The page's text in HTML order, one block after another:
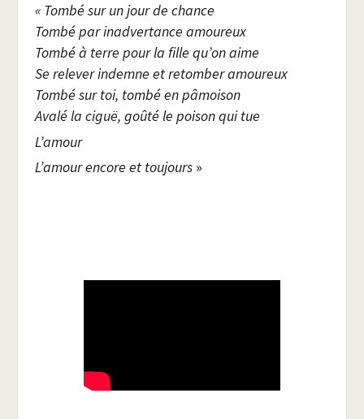
« Tom­bé sur un jour de chance
Tom­bé par inad­ver­tance amou­reux
Tom­bé à terre pour la fille qu’on aime
Se rele­ver indemne et retom­ber amou­reux
Tom­bé sur toi, tom­bé en pâmoi­son
Ava­lé la ciguë, goû­té le poi­son qui tue
L’a­mour
L’a­mour encore et tou­jours»